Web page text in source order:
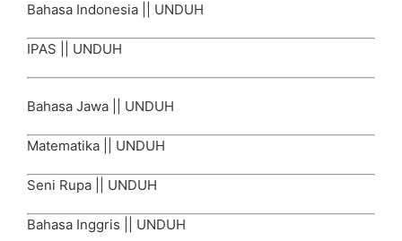
Bahasa Indonesia || UNDUH
IPAS || UNDUH
Bahasa Jawa || UNDUH
Matematika || UNDUH
Seni Rupa || UNDUH
Bahasa Inggris || UNDUH